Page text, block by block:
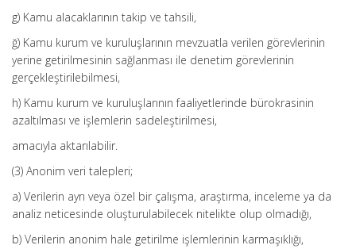
g) Kamu alacaklarının takip ve tahsili,
ğ) Kamu kurum ve kuruluşlarının mevzuatla verilen görevlerinin
yerine getirilmesinin sağlanması ile denetim görevlerinin
gerçekleştirilebilmesi,
h) Kamu kurum ve kuruluşlarının faaliyetlerinde bürokrasinin
azaltılması ve işlemlerin sadeleştirilmesi,
amacıyla aktarılabilir.
(3) Anonim veri talepleri;
a) Verilerin ayrı veya özel bir çalışma, araştırma, inceleme ya da
analiz neticesinde oluşturulabilecek nitelikte olup olmadığı,
b) Verilerin anonim hale getirilme işlemlerinin karmaşıklığı,